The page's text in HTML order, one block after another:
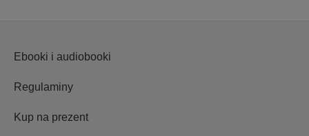
Ebooki i audiobooki
Regulaminy
Kup na prezent